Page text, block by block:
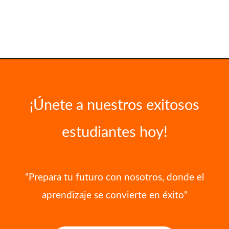
¡Únete a nuestros exitosos
estudiantes hoy!
"Prepara tu futuro con nosotros, donde el
aprendizaje se convierte en éxito"